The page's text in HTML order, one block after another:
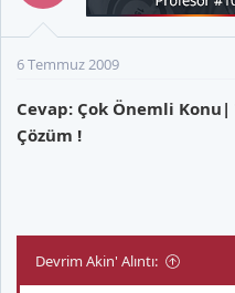
6 Temmuz 2009
Cevap: Çok Önemli
Çözüm !
Devrim Akin' Alıntı: